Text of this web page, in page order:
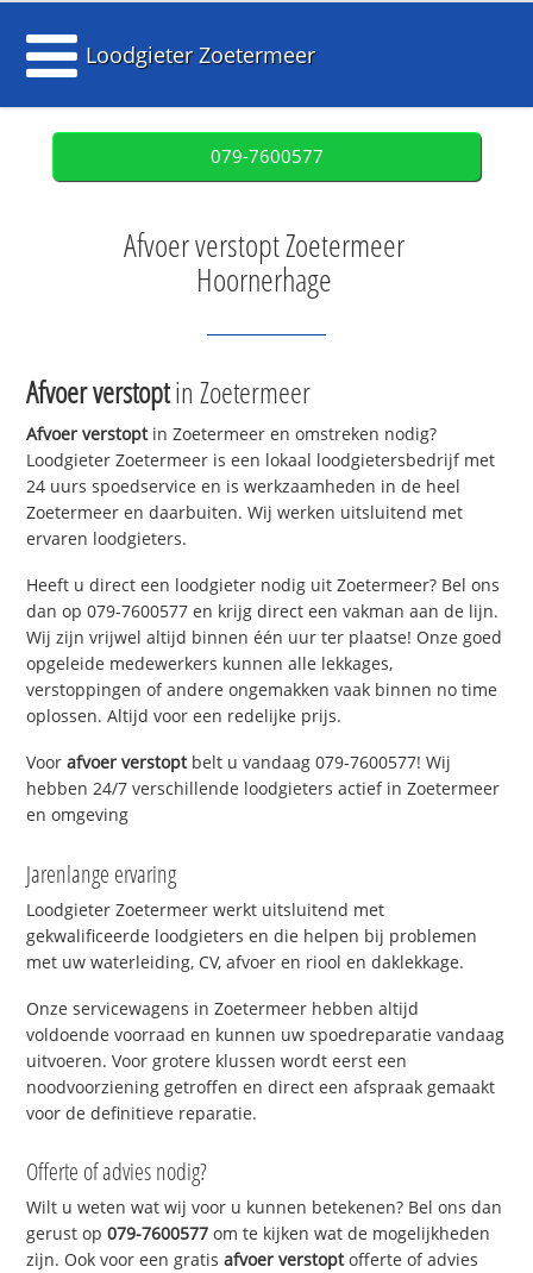
Loodgieter Zoetermeer
079-7600577
Afvoer verstopt Zoetermeer
Hoornerhage
Afvoer verstoptin Zoetermeer
Afvoer verstoptin Zoetermeer en omstreken nodig?
Loodgieter Zoetermeer is een lokaal loodgietersbedrijf met
24 uurs spoedservice en is werkzaamheden in de heel
Zoetermeer en daarbuiten. Wij werken uitsluitend met
ervaren loodgieters.
Heeft u direct een loodgieter nodig uit Zoetermeer? Bel ons
dan op 079-7600577 en krijg direct een vakman aan de lijn.
Wij zijn vrijwel altijd binnen één uur ter plaatse! Onze goed
opgeleide medewerkers kunnen alle lekkages,
verstoppingen of andere ongemakken vaak binnen no time
oplossen. Altijd voor een redelijke prijs.
Voorafvoer verstoptbelt u vandaag 079-7600577! Wij
hebben 24/7 verschillende loodgieters actief in Zoetermeer
en omgeving
Jarenlange ervaring
Loodgieter Zoetermeer werkt uitsluitend met
gekwalificeerde loodgieters en die helpen bij problemen
met uw waterleiding, CV, afvoer en riool en daklekkage.
Onze servicewagens in Zoetermeer hebben altijd
voldoende voorraad en kunnen uw spoedreparatie vandaag
uitvoeren. Voor grotere klussen wordt eerst een
noodvoorziening getroffen en direct een afspraak gemaakt
voor de definitieve reparatie.
Offerte of advies nodig?
Wilt u weten wat wij voor u kunnen betekenen? Bel ons dan
gerust op079-7600577 om te kijken wat de mogelijkheden
zijn. Ook voor een gratisafvoer verstoptofferte of advies